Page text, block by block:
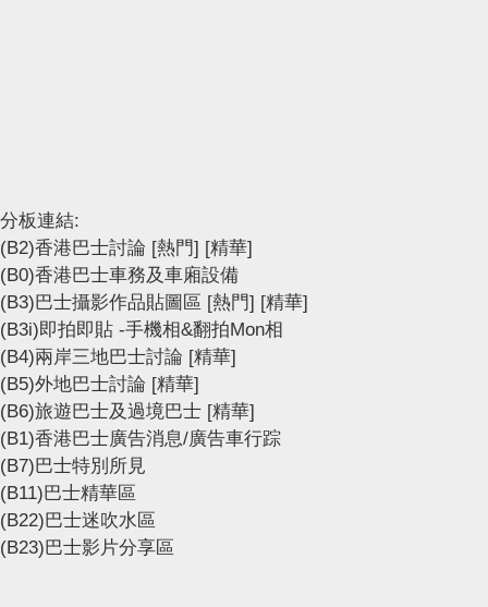
分板連結:
(B2)香港巴士討論 [熱門] [精華]
(B0)香港巴士車務及車廂設備
(B3)巴士攝影作品貼圖區 [熱門] [精華]
(B3i)即拍即貼 -手機相&翻拍Mon相
(B4)兩岸三地巴士討論 [精華]
(B5)外地巴士討論 [精華]
(B6)旅遊巴士及過境巴士 [精華]
(B1)香港巴士廣告消息/廣告車行踪
(B7)巴士特別所見
(B11)巴士精華區
(B22)巴士迷吹水區
(B23)巴士影片分享區